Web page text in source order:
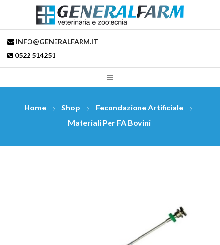
INFO@GENERALFARM.IT
0522 514251
Home Shop
Fecondazione Artificiale
Materiali Per FA Bovini